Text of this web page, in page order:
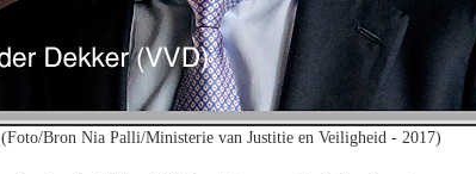
(Foto/Bron Nia Palli/Ministerie van Justitie en Veiligheid - 2017)